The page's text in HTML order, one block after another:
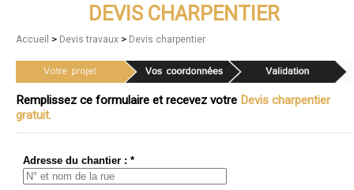
DEVIS CHARPENTIER
Accueil > Devis travaux > Devis charpentier
Remplissez ce formulaire et recevez votre Devis charpentier
gratuit.
Adresse du chantier : *